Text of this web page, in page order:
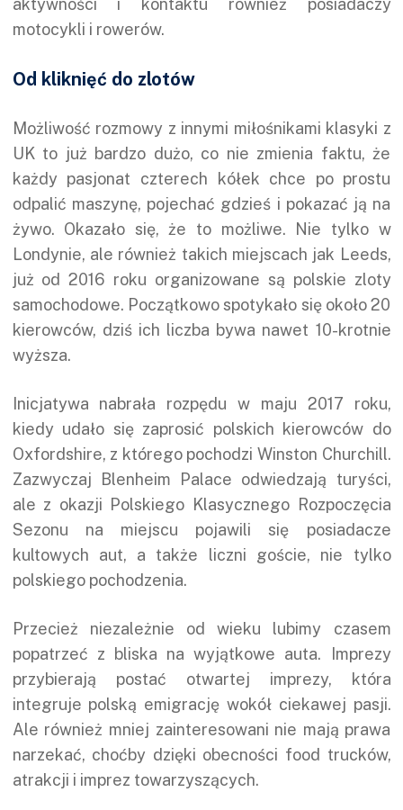
aktywności i kontaktu również posiadaczy
motocykli i rowerów.
Od kliknięć do zlotów
Możliwość rozmowy z innymi miłośnikami klasyki z
UK to już bardzo dużo, co nie zmienia faktu, że
każdy pasjonat czterech kółek chce po prostu
odpalić maszynę, pojechać gdzieś i pokazać ją na
żywo. Okazało się, że to możliwe. Nie tylko w
Londynie, ale również takich miejscach jak Leeds,
już od 2016 roku organizowane są polskie zloty
samochodowe. Początkowo spotykało się około 20
kierowców, dziś ich liczba bywa nawet 10-krotnie
wyższa.
Inicjatywa nabrała rozpędu w maju 2017 roku,
kiedy udało się zaprosić polskich kierowców do
Oxfordshire, z którego pochodzi Winston Churchill.
Zazwyczaj Blenheim Palace odwiedzają turyści,
ale z okazji Polskiego Klasycznego Rozpoczęcia
Sezonu na miejscu pojawili się posiadacze
kultowych aut, a także liczni goście, nie tylko
polskiego pochodzenia.
Przecież niezależnie od wieku lubimy czasem
popatrzeć z bliska na wyjątkowe auta. Imprezy
przybierają postać otwartej imprezy, która
integruje polską emigrację wokół ciekawej pasji.
Ale również mniej zainteresowani nie mają prawa
narzekać, choćby dzięki obecności food trucków,
atrakcji i imprez towarzyszących.